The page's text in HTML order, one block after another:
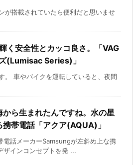
が搭載されていたら便利だと思いませ
く安全性とカッコ良さ。「VAG
(Lumisac Series)」
。 車やバイクを運転していると、夜間
から生まれたんですね。水の星
携帯電話「アクア(AQUA)」
電話メーカーSamsungが左斜め上な携
ザインコンセプトを発 ...